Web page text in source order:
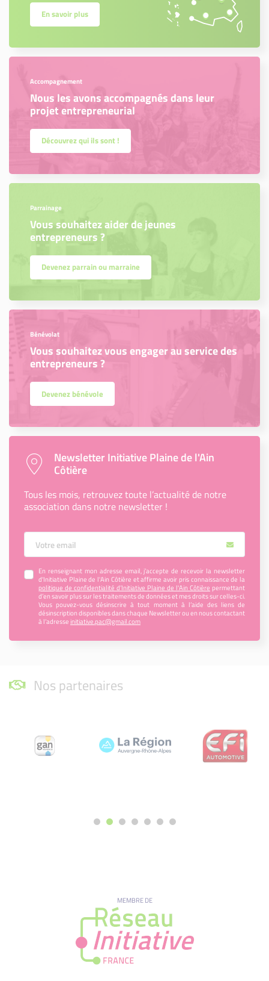
En savoir plus
Accompagnement
Nous les avons accompagnés dans leur
projet entrepreneurial
Découvrez qui ils sont !
Parrainage
Vous souhaitez aider de jeunes
entrepreneurs ?
Devenez parrain ou marraine
Bénévolat
Vous souhaitez vous engager au service des
entrepreneurs ?
Devenez bénévole
Newsletter Initiative Plaine de l'Ain
Côtière
Tous les mois, retrouvez toute l’actualité de notre
association dans notre newsletter !
Votre Email
En renseignant mon adresse email, j’accepte de recevoir la newsletter
d'Initiative Plaine de l'Ain Côtière et affirme avoir pris connaissance de la
politique de confidentialité d’Initiative Plaine de l'Ain Côtière permettant
d’en savoir plus sur les traitements de données et mes droits sur celles-ci.
Vous pouvez-vous désinscrire à tout moment à l’aide des liens de
désinscription disponibles dans chaque Newsletter ou en nous contactant
à l’adresse initiative.pac@gmail.com
Nos partenaires
MEMBRE DE